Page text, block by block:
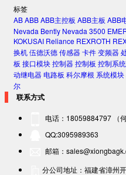
标签
ABABBABB主控板 ABB主板 ABB
Nevada Bently Nevada 3500
KOKUSAI Reliance REXROTH
换机伍德沃德传感器卡件变频器
板 接口模块控制器控制板 控制系统
动继电器电路板 科尔摩根 系统模块
尔
联系方式
电话：18059884797 （何
QQ:3095989363
邮箱：
分公司地址：福建省漳州